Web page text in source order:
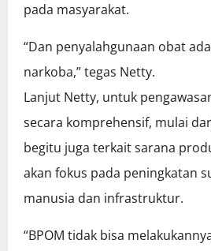
pada masyarakat.
“Dan penyalahgunaan obat
narkoba,” tegas Netty.
Lanjut Netty, untuk
secara komprehensif, mulai
begitu juga terkait sarana
akan fokus pada peningkatan
manusia dan infrastruktur.
“BPOM tidak bisa